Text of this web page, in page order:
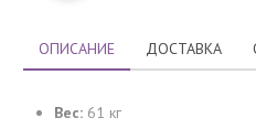
ОПИСАНИЕ ДОСТАВКА
Вес: 61 кг